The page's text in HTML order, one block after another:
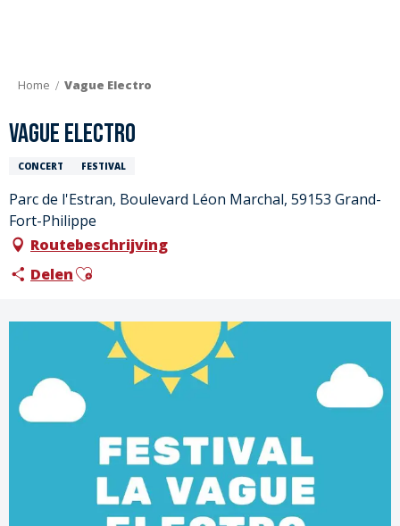
Home Vague Electro
Vague Electro
CONCERT FESTIVAL
Parc de l'Estran, Boulevard Léon Marchal, 59153 Grand-
Fort-Philippe
Routebeschrijving
DelenAjouter aux favoris